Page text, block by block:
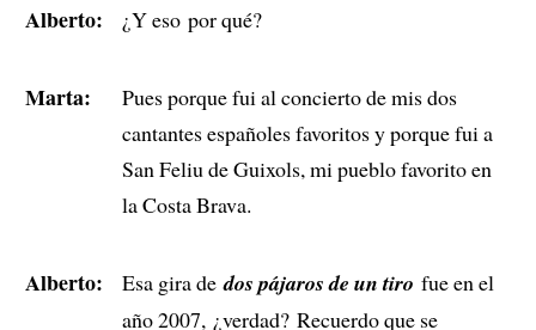
Alberto: ¿Y eso por qué?
Marta:
Pues porque fui al concierto de mis dos
cantantes españoles favoritos y porque fui a
San Feliu de Guixols, mi pueblo favorito en
la Costa Brava.
Alberto: Esa gira dedos pájaros de un tiro fue en el
año 2007, ¿verdad? Recuerdo que se